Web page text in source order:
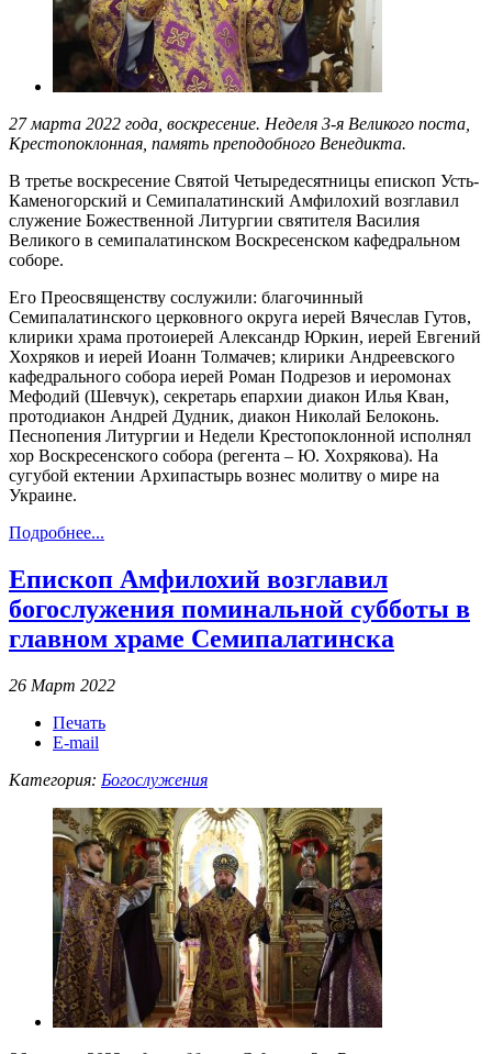
27 марта 2022 года, воскресение. Неделя 3-я Великого поста,
Крестопоклонная, память преподобного Венедикта.
В третье воскресение Святой Четыредесятницы епископ Усть-
Каменогорский и Семипалатинский Амфилохий возглавил
служение Божественной Литургии святителя Василия
Великого в семипалатинском Воскресенском кафедральном
соборе.
Его Преосвященству сослужили: благочинный
Семипалатинского церковного округа иерей Вячеслав Гутов,
клирики храма протоиерей Александр Юркин, иерей Евгений
Хохряков и иерей Иоанн Толмачев; клирики Андреевского
кафедрального собора иерей Роман Подрезов и иеромонах
Мефодий (Шевчук), секретарь епархии диакон Илья Кван,
протодиакон Андрей Дудник, диакон Николай Белоконь.
Песнопения Литургии и Недели Крестопоклонной исполнял
хор Воскресенского собора (регента – Ю. Хохрякова). На
сугубой ектении Архипастырь вознес молитву о мире на
Украине.
Подробнее...
Епископ Амфилохий возглавил
богослужения поминальной субботы в
главном храме Семипалатинска
26 Март 2022
Печать
E-mail
Категория: Богослужения